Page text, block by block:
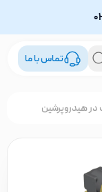
تماس با ما
در هیدروپرشین